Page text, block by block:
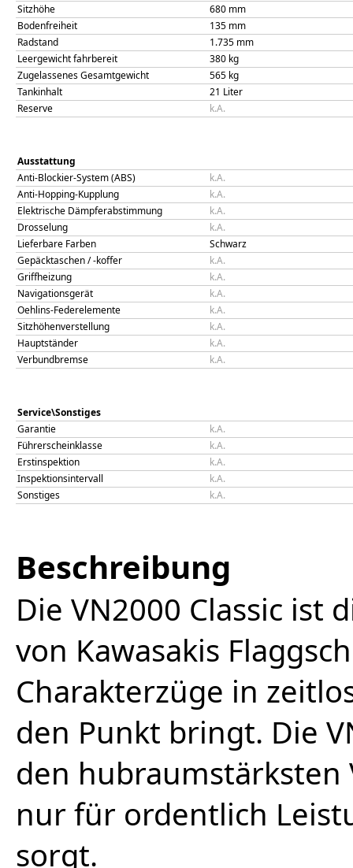
Sitzhöhe
680 mm
Bodenfreiheit
135 mm
Radstand
1.735 mm
Leergewicht fahrbereit
380 kg
Zugelassenes Gesamtgewicht
565 kg
Tankinhalt
21 Liter
Reserve
k.A.
Ausstattung
Anti-Blockier-System (ABS)
k.A.
Anti-Hopping-Kupplung
k.A.
Elektrische Dämpferabstimmung
k.A.
Drosselung
k.A.
Lieferbare Farben
Schwarz
Gepäcktaschen / -koffer
k.A.
Griffheizung
k.A.
Navigationsgerät
k.A.
Oehlins-Federelemente
k.A.
Sitzhöhenverstellung
k.A.
Hauptständer
k.A.
Verbundbremse
k.A.
Service\Sonstiges
Garantie
k.A.
Führerscheinklasse
k.A.
Erstinspektion
k.A.
Inspektionsintervall
k.A.
Sonstiges
k.A.
Beschreibung
Die VN2000 Classic ist
von Kawasakis
Charakterzüge in
den Punkt bringt. Die
den
nur für ordentlich
sorgt.